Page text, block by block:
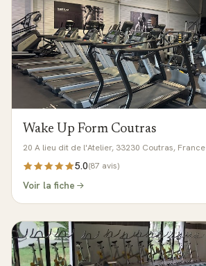
Wake Up Form Coutras
20 A lieu dit de l'Atelier, 33230 Coutras, France
5.0(87 avis)
Voir la fiche